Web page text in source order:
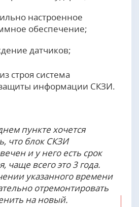
настроенное
обеспечение;
датчиков;
строя система
информации СКЗИ.
пункте хочется
что блок СКЗИ
и у него есть срок
чаще всего это 3 года.
указанного времени
отремонтировать
на новый.